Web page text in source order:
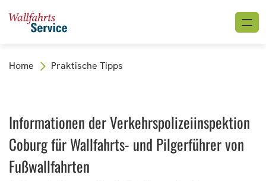
Home Praktische Tipps
Informationen der Verkehrspolizeiinspektion
Coburg für Wallfahrts- und Pilgerführer von
Fußwallfahrten